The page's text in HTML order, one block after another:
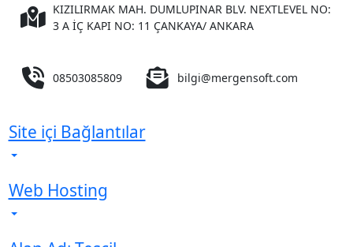
KIZILIRMAK MAH. DUMLUPINAR BLV. NEXTLEVEL NO:
3 A İÇ KAPI NO: 11 ÇANKAYA/ ANKARA
08503085809 bilgi@mergensoft.com
Site içi Bağlantılar
Web Hosting